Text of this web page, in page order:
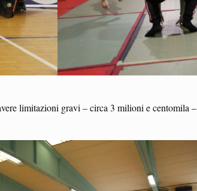
limitazioni gravi – circa 3 milioni e centomila